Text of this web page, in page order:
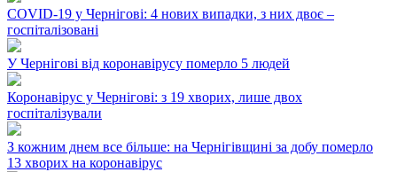
COVID-19 у Чернігові: 4 нових випадки, з них двоє –
госпіталізовані
У Чернігові від коронавірусу померло 5 людей
Коронавірус у Чернігові: з 19 хворих, лише двох
госпіталізували
З кожним днем все більше: на Чернігівщині за добу померло
13 хворих на коронавірус